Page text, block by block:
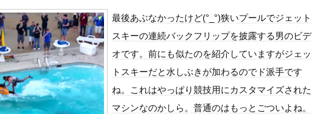
社運をかけて発売するSUVｗｗｗｗｗｗｗ
プストアで大量注文→キャンセルを繰り返した32歳女を逮捕 238アカウ...
さん(25)、下着姿であたシコが止まらない
】乃木坂46賀喜遥香、美脚グラビアが可愛すぎるwwwwwwかっきーが「...
んなで祝ってみた。うっひょ～！ → この喜びようです…
ない装備、「電動シート」に決まるｗｗｗｗｗ
最後あぶなかったけど(°_°)狭いプールでジェット
スキーの連続バックフリップを披露する男のビデ
オです。前にも似たのを紹介していますがジェッ
トスキーだと水しぶきが加わるのでド派手です
ね。これはやっぱり競技用にカスタマイズされた
マシンなのかしら。普通のはもっとごついよね。